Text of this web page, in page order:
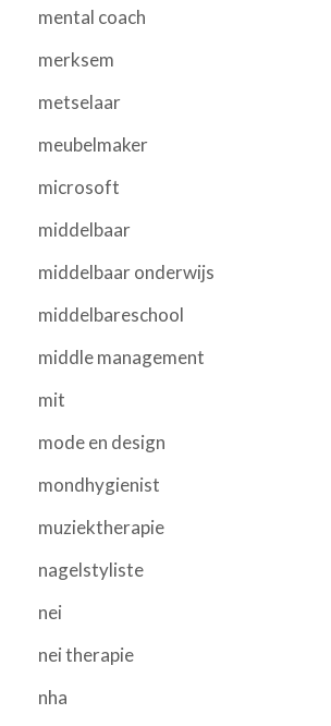
mental coach
merksem
metselaar
meubelmaker
microsoft
middelbaar
middelbaar onderwijs
middelbareschool
middle management
mit
mode en design
mondhygienist
muziektherapie
nagelstyliste
nei
nei therapie
nha